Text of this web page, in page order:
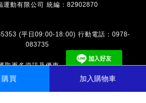
買 加入購物車
運動有限公司 統編：82902870
(平日09:00-18:00) 行動電話：0978-
083735
取更多資訊及優惠。
Visa Master